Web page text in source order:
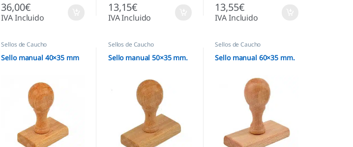
36,00€
IVA Incluido
13,15€
IVA Incluido
13,55€
IVA Incluido
Sellos de Caucho
Sello manual 40×35 mm
Sellos de Caucho
Sello manual 50×35 mm.
Sellos de Caucho
Sello manual 60×35 mm.